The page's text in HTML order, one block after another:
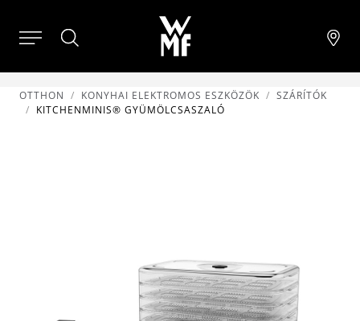
OTTHON KONYHAI ELEKTROMOS ESZKÖZÖK
SZÁRÍTÓK
KITCHENMINIS® GYÜMÖLCSASZALÓ